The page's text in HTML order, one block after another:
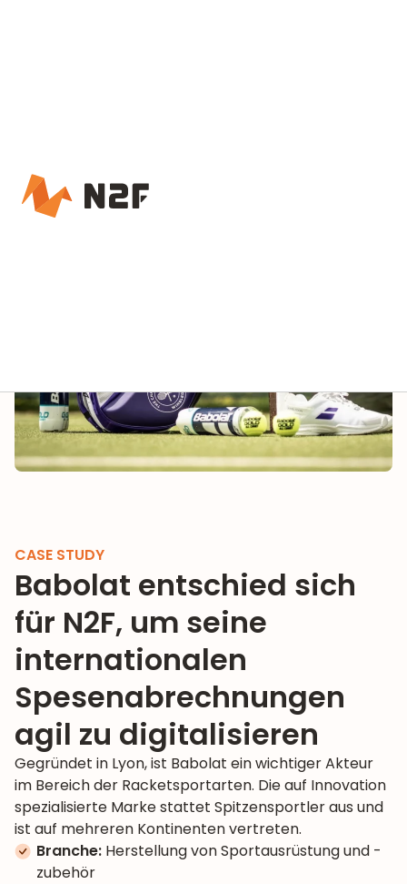
CASE STUDY
Babolat entschied sich
für N2F, um seine
internationalen
Spesenabrechnungen
agil zu digitalisieren
Gegründet in Lyon, ist Babolat ein wichtiger Akteur
im Bereich der Racketsportarten. Die auf Innovation
spezialisierte Marke stattet Spitzensportler aus und
ist auf mehreren Kontinenten vertreten.
Branche: Herstellung von Sportausrüstung und -
zubehör